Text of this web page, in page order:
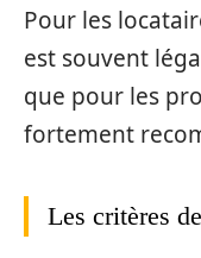
Pour les
est souvent
que pour les
fortement
Les critères